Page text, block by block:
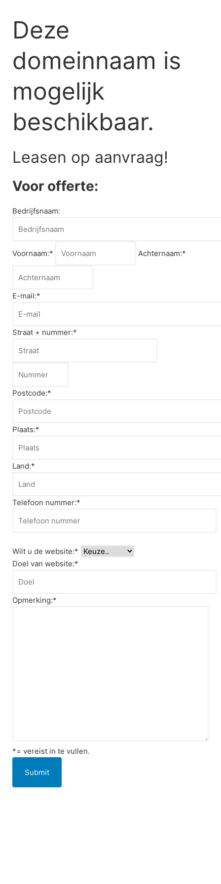
contentDeze
domeinnaam is
mogelijk
beschikbaar.
Leasen op aanvraag!
Voor offerte:
Bedrijfsnaam:
Voornaam:* Achternaam:*
E-mail:*
Straat + nummer:*
Postcode:*
Plaats:*
Land:*
Telefoon nummer:*
Wilt u de website:*
Doel van website:*
Opmerking:*
*= vereist in te vullen.